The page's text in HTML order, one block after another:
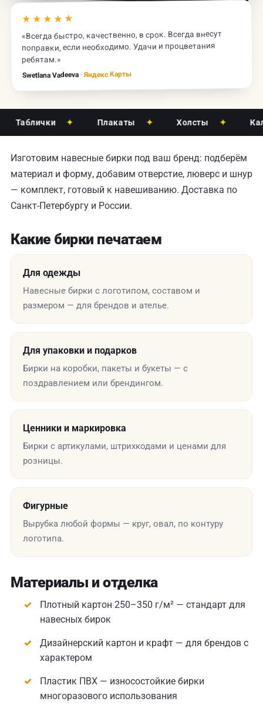
★★★★★
«Всегда быстро, качественно, в срок. Всегда внесут
поправки, если необходимо. Удачи и процветания
ребятам.»
Swetlana Vadeeva· Яндекс Карты
✦ Плакаты ✦ Холсты ✦
Изготовим навесные бирки под ваш бренд: подберём
материал и форму, добавим отверстие, люверс и шнур
— комплект, готовый к навешиванию. Доставка по
Санкт-Петербургу и России.
Какие бирки печатаем
Для одежды
Навесные бирки с логотипом, составом и
размером — для брендов и ателье.
Для упаковки и подарков
Бирки на коробки, пакеты и букеты — с
поздравлением или брендингом.
Ценники и маркировка
Бирки с артикулами, штрихкодами и ценами для
розницы.
Фигурные
Вырубка любой формы — круг, овал, по контуру
логотипа.
Материалы и отделка
Плотный картон 250–350 г/м² — стандарт для
навесных бирок
Дизайнерский картон и крафт — для брендов с
характером
Пластик ПВХ — износостойкие бирки
многоразового использования